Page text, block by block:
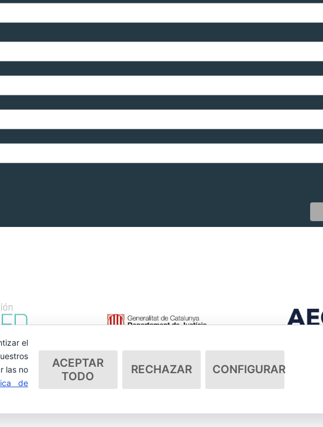
el
las no
de
ACEPTAR
TODO
RECHAZAR CONFIGURAR